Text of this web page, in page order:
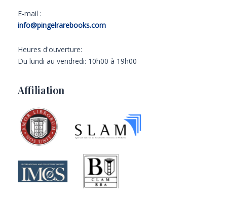
E-mail :
info@pingelrarebooks.com
Heures d'ouverture:
Du lundi au vendredi: 10h00 à 19h00
Affiliation